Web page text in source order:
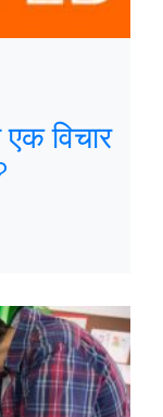
एक विचार